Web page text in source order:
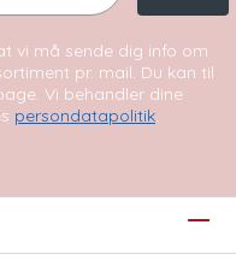
vi må sende dig info om
pr. mail. Du kan til
Vi behandler dine
persondatapolitik.